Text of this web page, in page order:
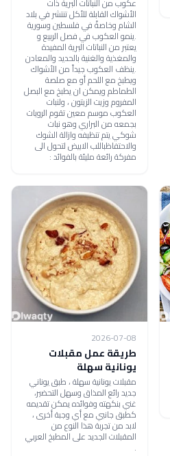
الأشواك القابلة للأكل تنتشر في بلاد
الشام وخاصةً في فلسطين وسورية
.ينمو العكوب في فصل الربيع و
يعتبر من النباتات البرية المفيدة
والمغذية والغنية بالحديد والمعادن
.ينظف العكوب جيداً من الأشواك
ويطبخ مع اللحم أو مع صلصة
الطماطم ويمكن ان يطبخ مع البصل
المفروم وزيت الزيتون ، ولنبات
العكوب موسم معين تقوم الرويات
بجمعه من البراري وهو نبات
شوكي يتم تنظيفه وازالة الشوك
والاحتفاظباللب الابيض لتحول الى
مفركة رائعة مليئة بالفوائد :
2026-07-08
طريقة عمل مقبلات
يونانية سهلة
مقبلات يونانية سهلة ، طبق يوناني
جديد رائع المذاق وسهل التحضير،
غني بنكهته وفوائده يمكن تقديمه
كطبق جانبي مع أي وجبة أخرى ،
لابد من تجربة هذا النوع من
المقبلات الجديد على المطبخ العربي
.